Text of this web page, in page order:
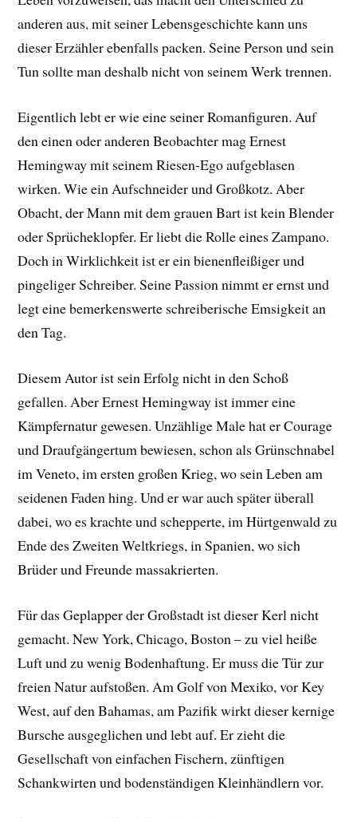
anderen aus, mit seiner Lebensgeschichte kann uns
dieser Erzähler ebenfalls packen. Seine Person und sein
Tun sollte man deshalb nicht von seinem Werk trennen.
Eigentlich lebt er wie eine seiner Romanfiguren. Auf
den einen oder anderen Beobachter mag Ernest
Hemingway mit seinem Riesen-Ego aufgeblasen
wirken. Wie ein Aufschneider und Großkotz. Aber
Obacht, der Mann mit dem grauen Bart ist kein Blender
oder Sprücheklopfer. Er liebt die Rolle eines Zampano.
Doch in Wirklichkeit ist er ein bienenfleißiger und
pingeliger Schreiber. Seine Passion nimmt er ernst und
legt eine bemerkenswerte schreiberische Emsigkeit an
den Tag.
Diesem Autor ist sein Erfolg nicht in den Schoß
gefallen. Aber Ernest Hemingway ist immer eine
Kämpfernatur gewesen. Unzählige Male hat er Courage
und Draufgängertum bewiesen, schon als Grünschnabel
im Veneto, im ersten großen Krieg, wo sein Leben am
seidenen Faden hing. Und er war auch später überall
dabei, wo es krachte und schepperte, im Hürtgenwald zu
Ende des Zweiten Weltkriegs, in Spanien, wo sich
Brüder und Freunde massakrierten.
Für das Geplapper der Großstadt ist dieser Kerl nicht
gemacht. New York, Chicago, Boston – zu viel heiße
Luft und zu wenig Bodenhaftung. Er muss die Tür zur
freien Natur aufstoßen. Am Golf von Mexiko, vor Key
West, auf den Bahamas, am Pazifik wirkt dieser kernige
Bursche ausgeglichen und lebt auf. Er zieht die
Gesellschaft von einfachen Fischern, zünftigen
Schankwirten und bodenständigen Kleinhändlern vor.